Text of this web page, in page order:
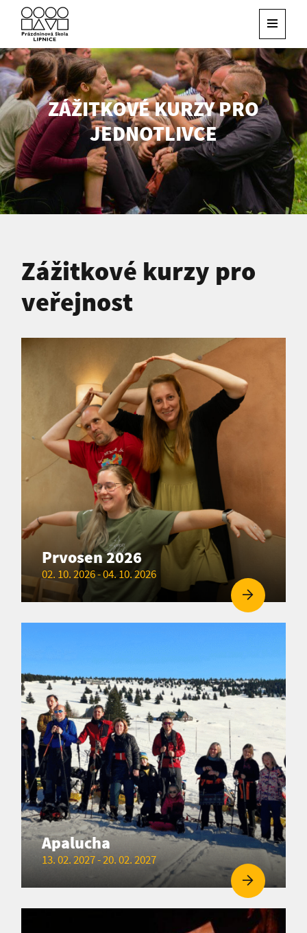
ZÁŽITKOVÉ KURZY PRO
JEDNOTLIVCE
Zážitkové kurzy pro
veřejnost
Prvosen 2026
02. 10. 2026 - 04. 10. 2026
Apalucha
13. 02. 2027 - 20. 02. 2027